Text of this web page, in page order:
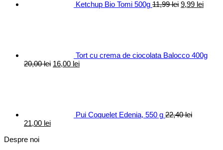
Ketchup Bio Tomi 500g 11,99lei 9,99 lei
Tort cu crema de ciocolata Balocco 400g
20,00lei Prețul
16,00 leiPrețul
Pui Coquelet Edenia, 550 g 22,40lei
Prețul
a
21,00 leiPrețul
Despre noi